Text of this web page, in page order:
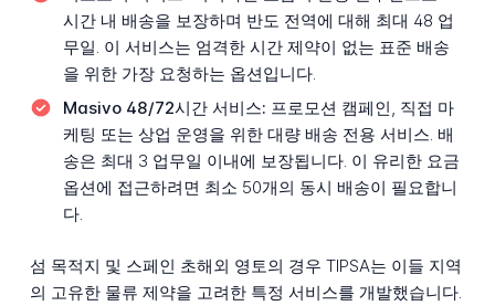
시간 내 배송을 보장하며 반도 전역에 대해 최대 48 업
무일. 이 서비스는 엄격한 시간 제약이 없는 표준 배송
을 위한 가장 요청하는 옵션입니다.
Masivo 48/72시간 서비스: 프로모션 캠페인, 직접 마
케팅 또는 상업 운영을 위한 대량 배송 전용 서비스. 배
송은 최대 3 업무일 이내에 보장됩니다. 이 유리한 요금
옵션에 접근하려면 최소 50개의 동시 배송이 필요합니
다.
섬 목적지 및 스페인 초해외 영토의 경우 TIPSA는 이들 지역
의 고유한 물류 제약을 고려한 특정 서비스를 개발했습니다.